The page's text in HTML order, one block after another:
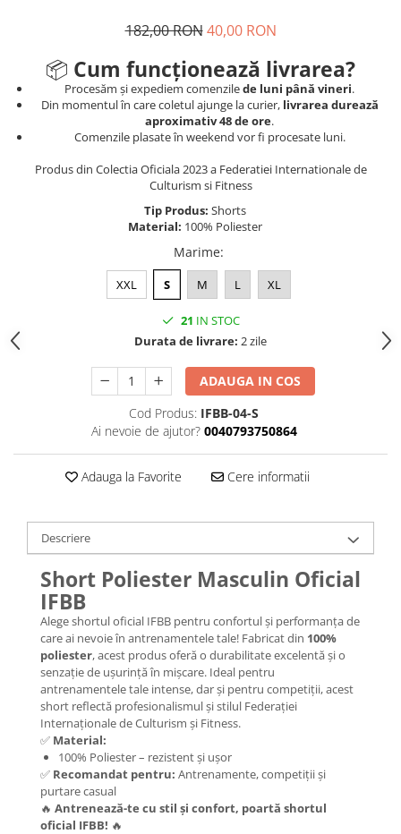
182,00 RON 40,00 RON
📦 Cum funcționează livrarea?
Procesăm și expediem comenzilede luni până vineri.
Din momentul în care coletul ajunge la curier, livrarea durează
aproximativ 48 de ore.
Comenzile plasate în weekend vor fi procesate luni.
Produs din Colectia Oficiala 2023 a Federatiei Internationale de
Culturism si Fitness
Tip Produs: Shorts
Material: 100% Poliester
Marime:
XXL S M L XL
21 IN STOC
Durata de livrare: 2 zile
ADAUGA IN COS
Cod Produs: IFBB-04-S
Ai nevoie de ajutor? 0040793750864
Adauga la Favorite Cere informatii
Descriere
Short Poliester Masculin Oficial
IFBB
Alege shortul oficial IFBB pentru confortul și performanța de
care ai nevoie în antrenamentele tale! Fabricat din 100%
poliester, acest produs oferă o durabilitate excelentă și o
senzație de ușurință în mișcare. Ideal pentru
antrenamentele tale intense, dar și pentru competiții, acest
short reflectă profesionalismul și stilul Federației
Internaționale de Culturism și Fitness.
✅ Material:
100% Poliester – rezistent și ușor
✅ Recomandat pentru: Antrenamente, competiții și
purtare casual
🔥 Antrenează-te cu stil și confort, poartă shortul
oficial IFBB! 🔥